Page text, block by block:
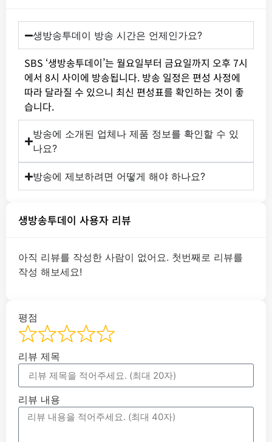
생방송투데이 방송 시간은 언제인가요?
SBS ‘생방송투데이’는 월요일부터 금요일까지 오후 7시
에서 8시 사이에 방송됩니다. 방송 일정은 편성 사정에
따라 달라질 수 있으니 최신 편성표를 확인하는 것이 좋
습니다.
방송에 소개된 업체나 제품 정보를 확인할 수 있
나요?
방송에 제보하려면 어떻게 해야 하나요?
생방송투데이 사용자 리뷰
아직 리뷰를 작성한 사람이 없어요. 첫번째로 리뷰를
작성 해보세요!
평점
리뷰 제목
리뷰 내용